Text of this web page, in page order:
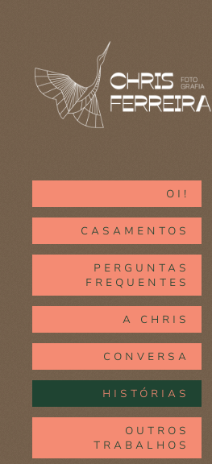
OI!
CASAMENTOS
PERGUNTAS
FREQUENTES
A CHRIS
CONVERSA
HISTÓRIAS
OUTROS
TRABALHOS